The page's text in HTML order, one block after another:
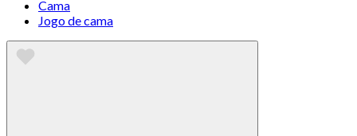
Cama
Jogo de cama